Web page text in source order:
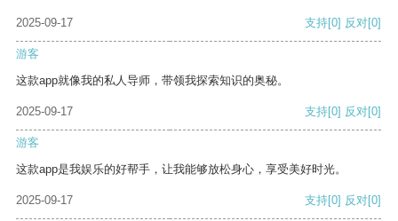
2025-09-17 支持[0] 反对[0]
游客
这款app就像我的私人导师，带领我探索知识的奥秘。
2025-09-17 支持[0] 反对[0]
游客
这款app是我娱乐的好帮手，让我能够放松身心，享受美好时光。
2025-09-17 支持[0] 反对[0]